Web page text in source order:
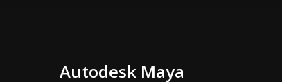
Autodesk Maya